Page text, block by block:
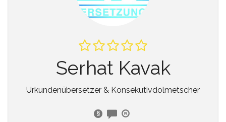
Serhat Kavak
Urkundenübersetzer & Konsekutivdolmetscher